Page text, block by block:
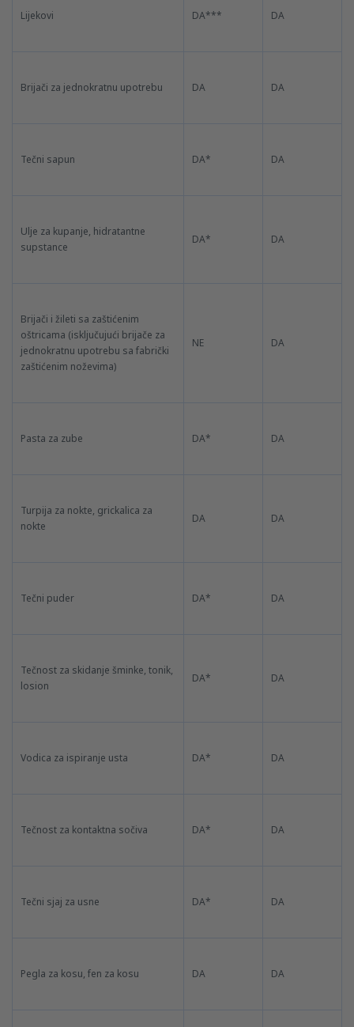
Lijekovi DA*** DA
Brijači za jednokratnu upotrebu DA DA
Tečni sapun DA* DA
Ulje za kupanje, hidratantne
supstance
DA* DA
Brijači i žileti sa zaštićenim
oštricama (isključujući brijače za
jednokratnu upotrebu sa fabrički
zaštićenim noževima)
NE DA
Pasta za zube DA* DA
Turpija za nokte, grickalica za
nokte
DA DA
Tečni puder DA* DA
Tečnost za skidanje šminke, tonik,
losion
DA* DA
Vodica za ispiranje usta DA* DA
Tečnost za kontaktna sočiva DA* DA
Tečni sjaj za usne DA* DA
Pegla za kosu, fen za kosu DA DA